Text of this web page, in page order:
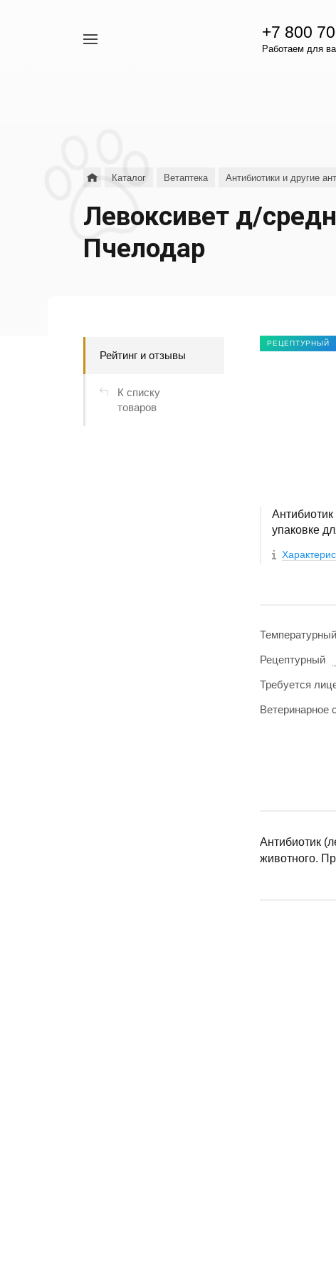
+7 800
Работаем для
Каталог Ветаптека Антибиотики и другие
Левоксивет д/
Пчелодар
Рейтинг и отзывы
К списку
товаров
РЕЦЕПТУРНЫЙ
упаковке
Рецептурный
Требуется
Ветеринарное
Антибиотик
животного.